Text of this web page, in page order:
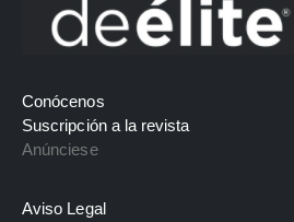
Conócenos
Suscripción a la revista
Anúnciese
Aviso Legal